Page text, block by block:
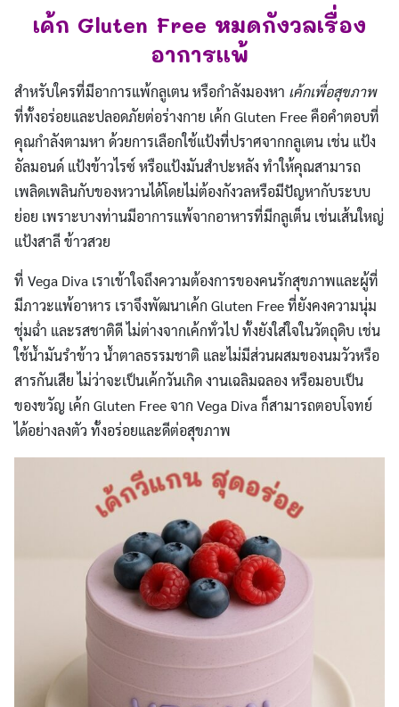
เค้ก Gluten Free หมดกังวลเรื่อง
อาการแพ้
สำหรับใครที่มีอาการแพ้กลูเตน หรือกำลังมองหา เค้กเพื่อสุขภาพ
ที่ทั้งอร่อยและปลอดภัยต่อร่างกาย เค้ก Gluten Free คือคำตอบที่
คุณกำลังตามหา ด้วยการเลือกใช้แป้งที่ปราศจากกลูเตน เช่น แป้ง
อัลมอนด์ แป้งข้าวไรซ์ หรือแป้งมันสำปะหลัง ทำให้คุณสามารถ
เพลิดเพลินกับของหวานได้โดยไม่ต้องกังวลหรือมีปัญหากับระบบ
ย่อย เพราะบางท่านมีอาการแพ้จากอาหารที่มีกลูเต็น เช่นเส้นใหญ่
แป้งสาลี ข้าวสวย
ที่ Vega Diva เราเข้าใจถึงความต้องการของคนรักสุขภาพและผู้ที่
มีภาวะแพ้อาหาร เราจึงพัฒนาเค้ก Gluten Free ที่ยังคงความนุ่ม
ชุ่มฉ่ำ และรสชาติดี ไม่ต่างจากเค้กทั่วไป ทั้งยังใส่ใจในวัตถุดิบ เช่น
ใช้น้ำมันรำข้าว น้ำตาลธรรมชาติ และไม่มีส่วนผสมของนมวัวหรือ
สารกันเสีย ไม่ว่าจะเป็นเค้กวันเกิด งานเฉลิมฉลอง หรือมอบเป็น
ของขวัญ เค้ก Gluten Free จาก Vega Diva ก็สามารถตอบโจทย์
ได้อย่างลงตัว ทั้งอร่อยและดีต่อสุขภาพ